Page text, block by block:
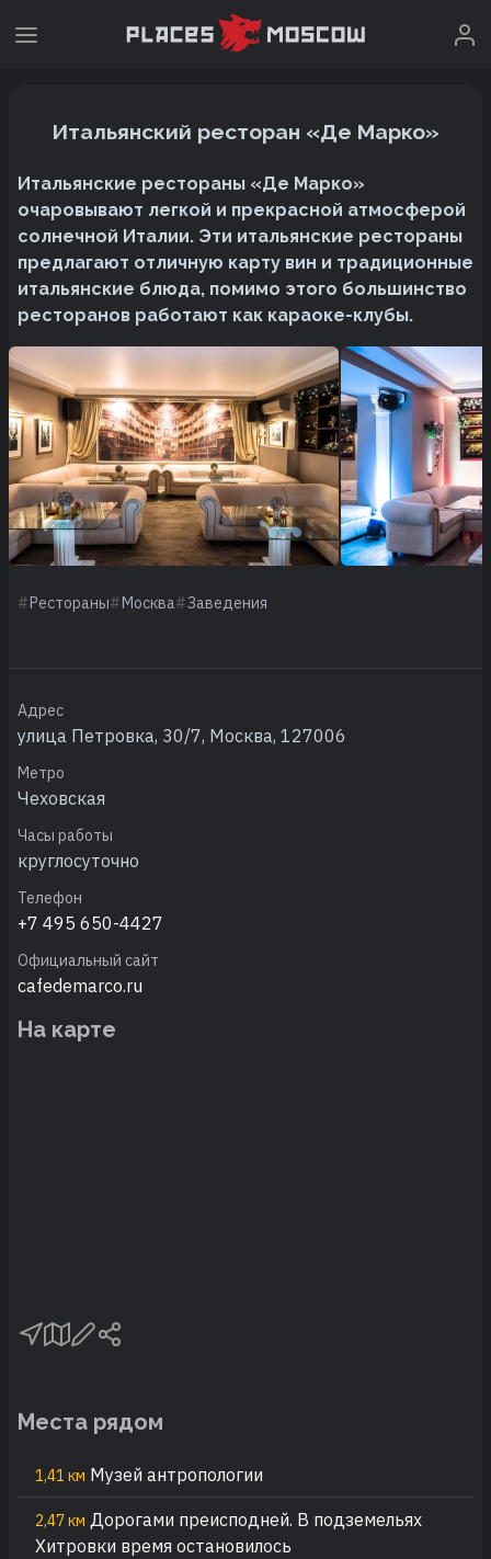
Итальянский ресторан «Де Марко»
Итальянские рестораны «Де Марко»
очаровывают легкой и прекрасной атмосферой
солнечной Италии. Эти итальянские рестораны
предлагают отличную карту вин и традиционные
итальянские блюда, помимо этого большинство
ресторанов работают как караоке-клубы.
Рестораны Москва Заведения
Адрес
улица Петровка, 30/7, Москва, 127006
Метро
Чеховская
Часы работы
круглосуточно
Телефон
+7 495 650-4427
Официальный сайт
cafedemarco.ru
На карте
Места рядом
1,41 км Музей антропологии
2,47 км Дорогами преисподней. В подземельях
Хитровки время остановилось